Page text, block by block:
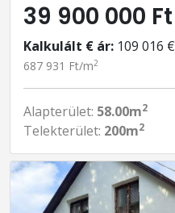
39 900 000 Ft
Kalkulált € ár: 109 016 €
687 931 Ft/m2
Alapterület: 58.00m2
Telekterület: 200m2